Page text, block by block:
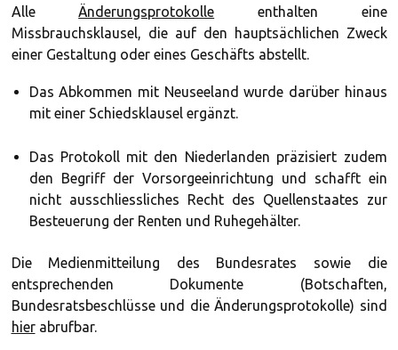
AlleÄnderungsprotokolle enthalten eine
Missbrauchsklausel, die auf den hauptsächlichen Zweck
einer Gestaltung oder eines Geschäfts abstellt.
Das Abkommen mit Neuseeland wurde darüber hinaus
mit einer Schiedsklausel ergänzt.
Das Protokoll mit den Niederlanden präzisiert zudem
den Begriff der Vorsorgeeinrichtung und schafft ein
nicht ausschliessliches Recht des Quellenstaates zur
Besteuerung der Renten und Ruhegehälter.
Die Medienmitteilung des Bundesrates sowie die
entsprechenden Dokumente (Botschaften,
Bundesratsbeschlüsse und die Änderungsprotokolle) sind
hierabrufbar.